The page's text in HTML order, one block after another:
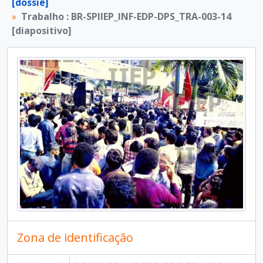
[Dossiê]Trabalho : BR-SPIIEP_INF-EDP-DPS_TRA-004 [dossiê]
Trabalho : BR-SPIIEP_INF-EDP-DPS_TRA-005 [dossiê]
[Dossiê]Trabalho : BR-SPIIEP_INF-EDP-DPS_TRA-008 [dossiê]
[Dossiê]Trabalho : BR-SPIIEP_INF-EDP-DPS_TRA-009 [dossiê]
[Dossiê]Trabalho : BR-SPIIEP_INF-EDP-DPS_TRA-010 [dossiê]
[Dossiê]Trabalho : BR-SPIIEP_INF-EDP-DPS_TRA-011 [dossiê]
[Dossiê]Trabalho : BR-SPIIEP_INF-EDP-DPS_TRA-012 [dossiê]
[Dossiê]Trabalho : BR-SPIIEP_INF-EDP-DPS_TRA-013 [dossiê]
[Dossiê]Trabalho : BR-SPIIEP_INF-EDP-DPS_TRA-014 [dossiê]
[Dossiê]Trabalho : BR-SPIIEP_INF-EDP-DPS_TRA-015 [dossiê]
[Dossiê]Trabalho : BR-SPIIEP_INF-EDP-DPS_TRA-016 [dossiê]
[Dossiê] Trabalho : BR-SPIIEP_INF-EDP-DPS_TRA-017 [dossiê]
[Dossiê]Trabalho : BR-SPIIEP_INF-EDP-DPS_TRA-018 [dossiê]
[Dossiê]Trabalho : BR-SPIIEP_INF-EDP-DPS_TRA-019 [dossiê]
[Dossiê]Trabalho : BR-SPIIEP_INF-EDP-DPS_TRA-020 [dossiê]
Trabalho : BR-SPIIEP_INF-EDP-DPS_TRA-003-14
[diapositivo]
Zona de identificação